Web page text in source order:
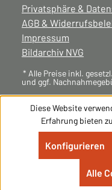
Privatsphäre &
AGB &
Impressum
Bildarchiv NVG
* Alle Preise inkl.
und ggf.
Diese Website
Erfahrung bieten
Konfigurieren
Alle